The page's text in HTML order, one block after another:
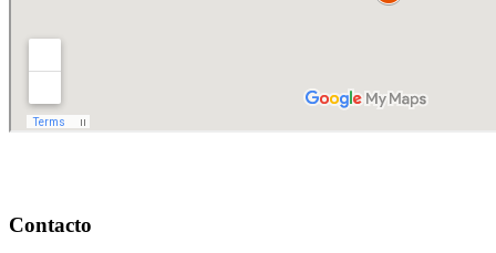
Contacto